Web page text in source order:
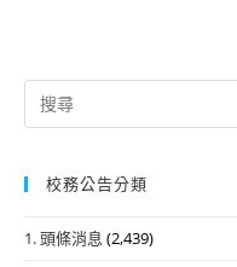
Search
for:
校務公告分類
1. 頭條消息 (2,439)